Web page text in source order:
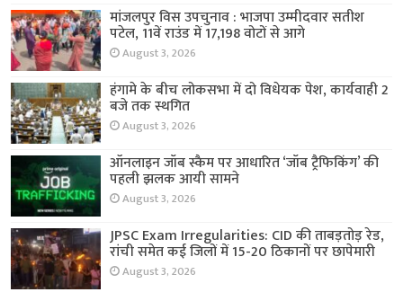
मांजलपुर विस उपचुनाव : भाजपा उम्मीदवार सतीश
पटेल, 11वें राउंड में 17,198 वोटों से आगे
August 3, 2026
हंगामे के बीच लोकसभा में दो विधेयक पेश, कार्यवाही 2
बजे तक स्थगित
August 3, 2026
ऑनलाइन जॉब स्कैम पर आधारित ‘जॉब ट्रैफिकिंग’ की
पहली झलक आयी सामने
August 3, 2026
JPSC Exam Irregularities: CID की ताबड़तोड़ रेड,
रांची समेत कई जिलों में 15-20 ठिकानों पर छापेमारी
August 3, 2026